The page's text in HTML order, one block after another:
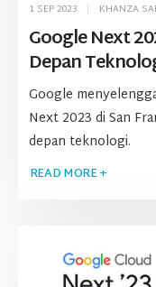
Google Next
Depan
1 SEP 2023 KHANZA
Google
Next 2023 di San
depan teknologi.
READ MORE +